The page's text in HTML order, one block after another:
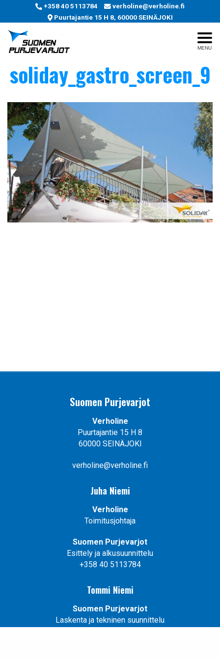
+358 40 5113784
verholine@verholine.fi
Puurtajantie 15 H 8, 60000 SEINÄJOKI
MENU
soliday_gastro_screen_9
Suomen Purjevarjot
Verholine
Puurtajantie 15 H 8
60000 SEINÄJOKI
verholine@verholine.fi
Juha Niemi
Verholine
Toimitusjohtaja
Suomen Purjevarjot
Esittely ja alkusuunnittelu
+358 40 5113784
Tommi Niemi
Suomen Purjevarjot
Laskenta ja tekninen suunnittelu